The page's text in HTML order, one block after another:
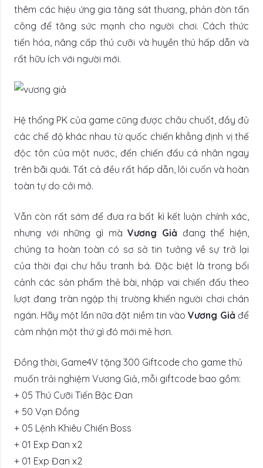
thêm các hiệu ứng gia tăng sát thương, phản đòn tấn
công để tăng sức mạnh cho người chơi. Cách thức
tiến hóa, nâng cấp thú cưỡi và huyền thú hấp dẫn và
rất hữu ích với người mới.
Hệ thống PK của game cũng được châu chuốt, đầy đủ
các chế độ khác nhau từ quốc chiến khẳng định vị thế
độc tôn của một nước, đến chiến đấu cá nhân ngay
trên bãi quái. Tất cả đều rất hấp dẫn, lôi cuốn và hoàn
toàn tự do cởi mở.
Vẫn còn rất sớm để đưa ra bất kì kết luận chính xác,
nhưng với những gì màVương Giả đang thể hiện,
chúng ta hoàn toàn có sơ sở tin tưởng về sự trở lại
của thời đại chư hầu tranh bá. Đặc biệt là trong bối
cảnh các sản phẩm thẻ bài, nhập vai chiến đấu theo
lượt đang tràn ngập thị trường khiến người chơi chán
ngán. Hãy một lần nữa đặt niềm tin vàoVương Giả để
cảm nhận một thứ gì đó mới mẻ hơn.
Đồng thời, Game4V tặng 300 Giftcode cho game thủ
muốn trải nghiệm Vương Giả, mỗi giftcode bao gồm:
+ 05 Thú Cưỡi Tiến Bậc Đan
+ 50 Vạn Đồng
+ 05 Lệnh Khiêu Chiến Boss
+ 01 Exp Đan x2
+ 01 Exp Đan x2